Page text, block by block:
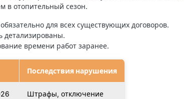
в отопительный сезон.
для всех существующих договоров.
детализированы.
времени работ заранее.
Последствия нарушения
Штрафы, отключение